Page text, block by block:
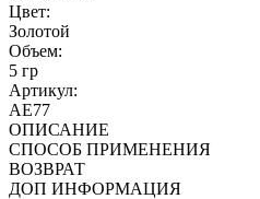
Цвет:
Золотой
Объем:
5 гр
Артикул:
AE77
ОПИСАНИЕ
СПОСОБ ПРИМЕНЕНИЯ
ВОЗВРАТ
ДОП ИНФОРМАЦИЯ